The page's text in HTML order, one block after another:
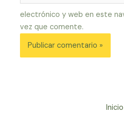
electrónico y web en este
vez que comente.
Inicio